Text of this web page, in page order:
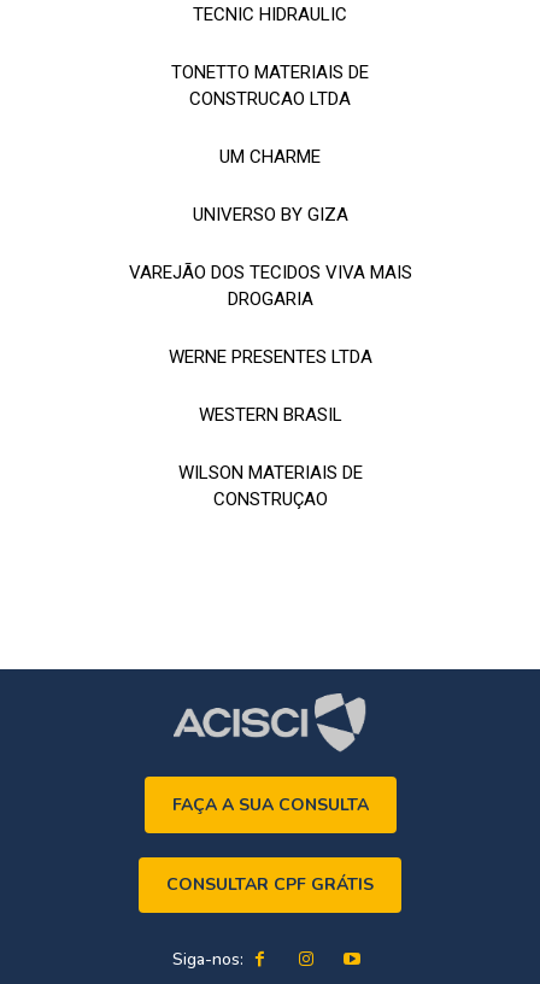
TECNIC HIDRAULIC
TONETTO MATERIAIS DE
CONSTRUCAO LTDA
UM CHARME
UNIVERSO BY GIZA
VAREJÃO DOS TECIDOS VIVA MAIS
DROGARIA
WERNE PRESENTES LTDA
WESTERN BRASIL
WILSON MATERIAIS DE
CONSTRUÇAO
FAÇA A SUA CONSULTA
CONSULTAR CPF GRÁTIS
Siga-nos: